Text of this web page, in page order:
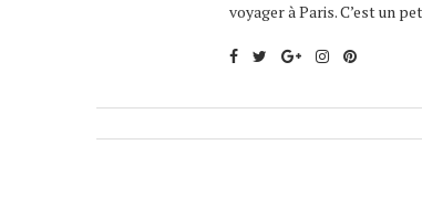
voyager à Paris. C’est un